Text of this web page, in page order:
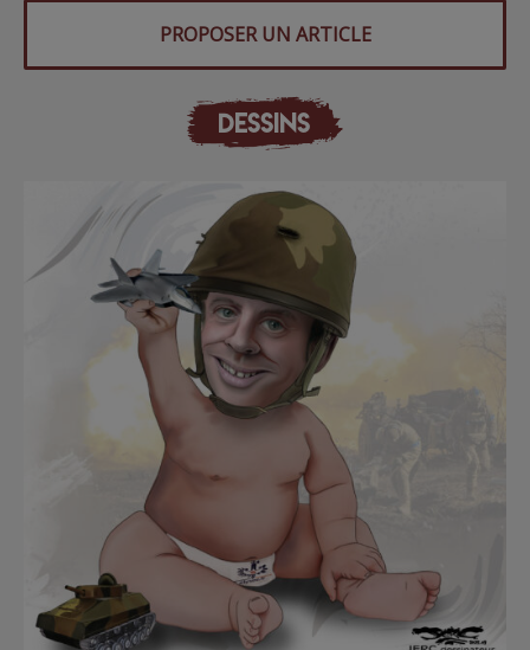
PROPOSER UN ARTICLE
DESSINS